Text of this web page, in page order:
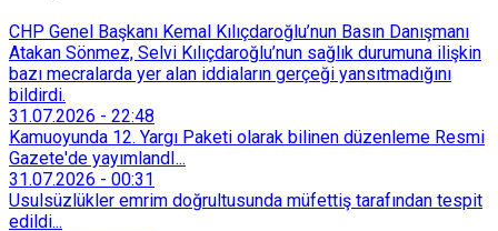
CHP Genel Başkanı Kemal Kılıçdaroğlu’nun Basın Danışmanı
Atakan Sönmez, Selvi Kılıçdaroğlu’nun sağlık durumuna ilişkin
bazı mecralarda yer alan iddiaların gerçeği yansıtmadığını
bildirdi.
31.07.2026 - 22:48
Kamuoyunda 12. Yargı Paketi olarak bilinen düzenleme Resmi
Gazete'de yayımlandI...
31.07.2026 - 00:31
Usulsüzlükler emrim doğrultusunda müfettiş tarafından tespit
edildi...